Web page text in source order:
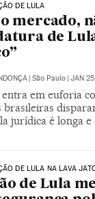
DE LULA
mercado,
de
| São Paulo | JAN
em euforia
brasileiras
jurídica é longa
DE LULA NA LAVA
de Lula